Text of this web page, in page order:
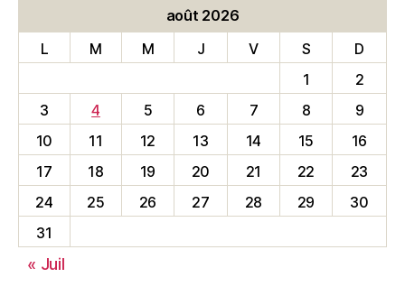
août 2026
L
M M J V S
D
1
2
3
4 5 6 7 8
9
10
11 12 13 14 15
16
17
18 19 20 21 22
23
24
25 26 27 28 29
30
31
« Juil